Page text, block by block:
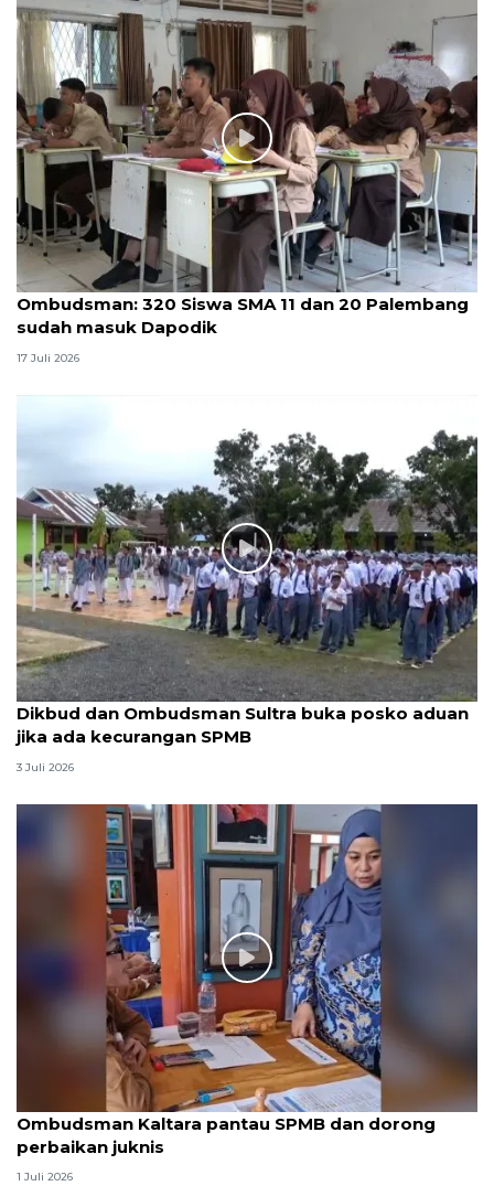
Ombudsman: 320 Siswa SMA 11 dan 20 Palembang
sudah masuk Dapodik
17 Juli 2026
Dikbud dan Ombudsman Sultra buka posko aduan
jika ada kecurangan SPMB
3 Juli 2026
Ombudsman Kaltara pantau SPMB dan dorong
perbaikan juknis
1 Juli 2026